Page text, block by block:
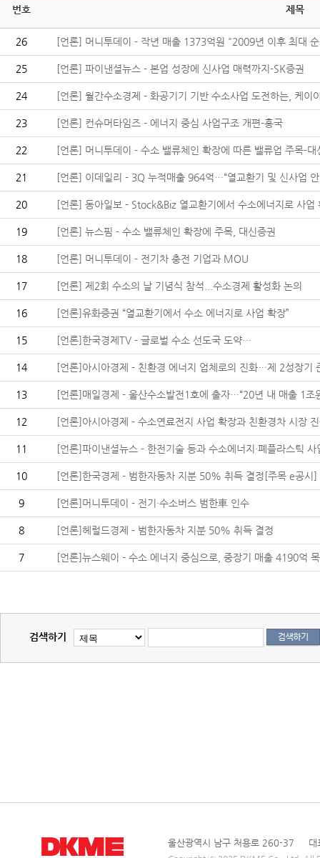
번호 제목
26 [언론] 머니투데이 - 작년 매출 1373억원 "2009년 이후 최대
25 [언론] 파이낸셜뉴스 - 본업 성장에 신사업 매력까지-SK증권
24 [언론] 월간수소경제 - 화공기기 기반 수소사업 도전하는, 케이
23 [언론] 컨슈머타임즈 - 에너지 중심 사업구조 개편-흥국
22 [언론] 머니투데이 - 수소 밸류체인 확장에 따른 밸류업 주목-대
21 [언론] 이데일리 - 3Q 누적매출 964억…“열교환기 및 신사업
20 [언론] 동아일보 - Stock&Biz 열교환기에서 수소에너지로 사업
19 [언론] 뉴스핌 - 수소 밸류체인 확장에 주목, 대신증권
18 [언론] 머니투데이 - 전기차 충전 기업과 MOU
17 [언론] 제2회 수소의 날 기념식 참석...수소경제 활성화 논의
16 [언론]유화증권 “열교환기에서 수소 에너지로 사업 확장”
15 [언론]한국경제TV - 글로벌 수소 선도국 도약…
14 [언론]아시아경제 - 친환경 에너지 업체로의 진화…제 2성장기
13 [언론]매일경제 - 울산수소발전1호에 출자…“20년 내 매출 1조
12 [언론]아시아경제 - 수소연료전지 사업 확장과 친환경차 시장
11 [언론]파이낸셜뉴스 - 한전기술 등과 수소에너지·폐플라스틱
10 [언론]한국경제 - 범한자동차 지분 50% 취득 결정[주목 e공시]
9 [언론]머니투데이 - 전기·수소버스 범한車 인수
8 [언론]헤럴드경제 - 범한자동차 지분 50% 취득 결정
7 [언론]뉴스웨이 - 수소 에너지 중심으로, 중장기 매출 4190억
검색하기
울산광역시 남구 처용로 260-37